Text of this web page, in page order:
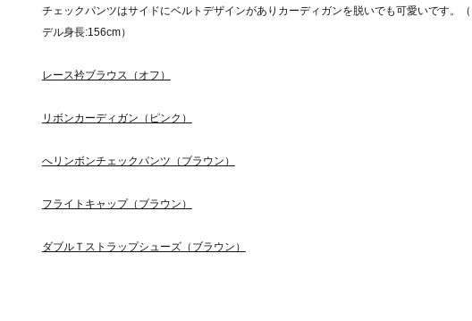
チェックパンツはサイドにベルトデザインがありカーディガンを脱いでも可愛いです。
デル身長:156cm）
レース衿ブラウス（オフ）
リボンカーディガン（ピンク）
へリンボンチェックパンツ（ブラウン）
フライトキャップ（ブラウン）
ダブルＴストラップシューズ（ブラウン）